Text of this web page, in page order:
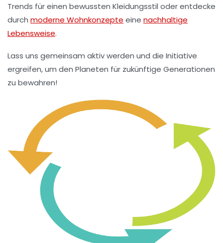
Trends für einen bewussten Kleidungsstil oder entdecke
durch moderne Wohnkonzepte eine nachhaltige
Lebensweise.
Lass uns gemeinsam aktiv werden und die Initiative
ergreifen, um den Planeten für zukünftige Generationen
zu bewahren!